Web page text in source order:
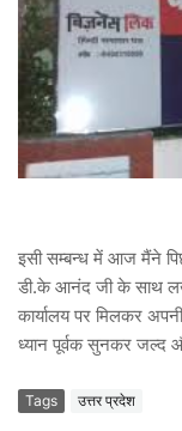
इसी सम्बन्ध में आज मैंने
डी.के आनंद जी के साथ
कार्यालय पर मिलकर
ध्यान पूर्वक सुनकर जल्द
Tags उत्तर प्रदेश